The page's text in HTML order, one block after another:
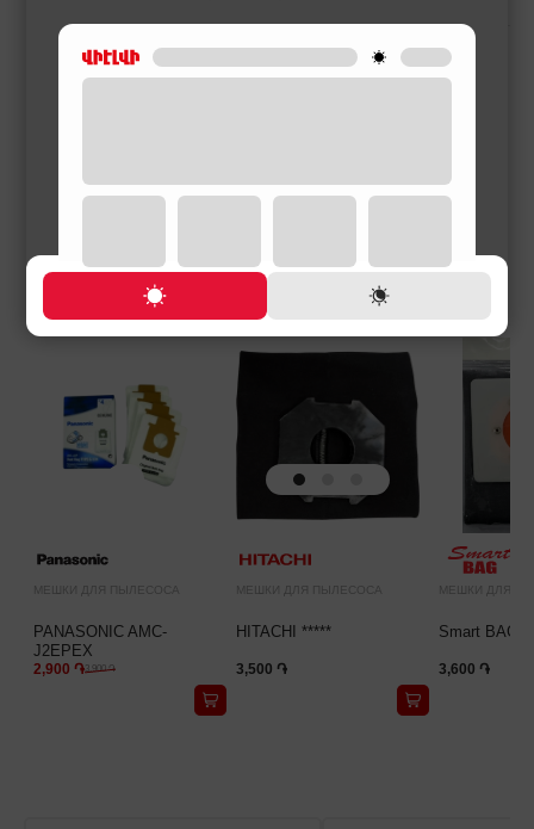
МЕШКИ ДЛЯ ПЫЛЕСОСА
PANASONIC AMC-
J2EPEX
2,900 ֏3,900 ֏
МЕШКИ ДЛЯ ПЫЛЕСОСА
HITACHI *****
3,500 ֏
МЕШКИ ДЛЯ
Smart BAG
3,600 ֏